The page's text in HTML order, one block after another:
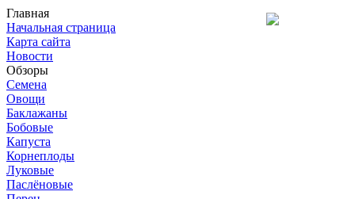
Главная
Начальная страница
Карта сайта
Новости
Обзоры
Семена
Овощи
Баклажаны
Бобовые
Капуста
Корнеплоды
Луковые
Паслёновые